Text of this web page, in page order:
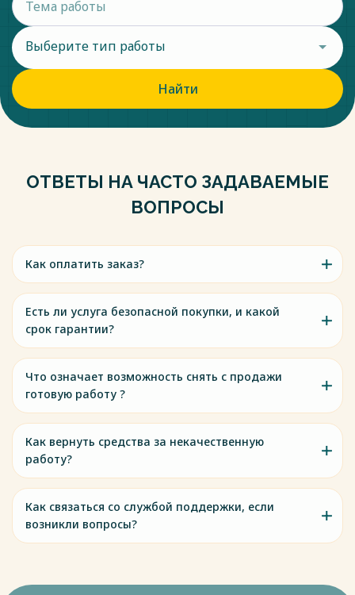
Выберите тип работы
Найти
ОТВЕТЫ НА ЧАСТО ЗАДАВАЕМЫЕ
ВОПРОСЫ
Как оплатить заказ?
Есть ли услуга безопасной покупки, и какой
срок гарантии?
Что означает возможность снять с продажи
готовую работу ?
Как вернуть средства за некачественную
работу?
Как связаться со службой поддержки, если
возникли вопросы?